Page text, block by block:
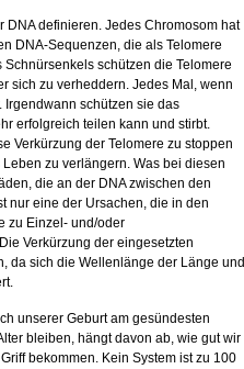
DNA definieren. Jedes Chromosom hat
DNA-Sequenzen, die als Telomere
schützen die Telomere
sich zu verheddern. Jedes Mal, wenn
Irgendwann schützen sie das
erfolgreich teilen kann und stirbt.
Verkürzung der Telomere zu stoppen
zu verlängern. Was bei diesen
die an der DNA zwischen den
nur eine der Ursachen, die in den
zu Einzel- und/oder
Verkürzung der eingesetzten
da sich die Wellenlänge der Länge und
unserer Geburt am gesündesten
bleiben, hängt davon ab, wie gut wir
bekommen. Kein System ist zu 100